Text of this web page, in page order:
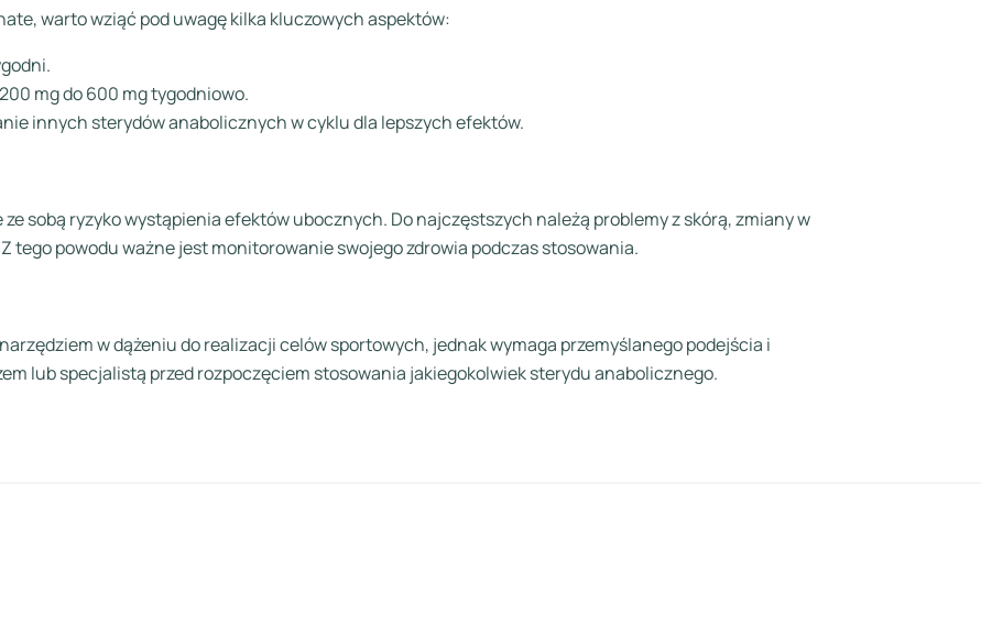
warto wziąć pod uwagę kilka kluczowych aspektów:
mg do 600 mg tygodniowo.
innych sterydów anabolicznych w cyklu dla lepszych efektów.
sobą ryzyko wystąpienia efektów ubocznych. Do najczęstszych należą problemy z skórą, zmiany w
tego powodu ważne jest monitorowanie swojego zdrowia podczas stosowania.
w dążeniu do realizacji celów sportowych, jednak wymaga przemyślanego podejścia i
lub specjalistą przed rozpoczęciem stosowania jakiegokolwiek sterydu anabolicznego.